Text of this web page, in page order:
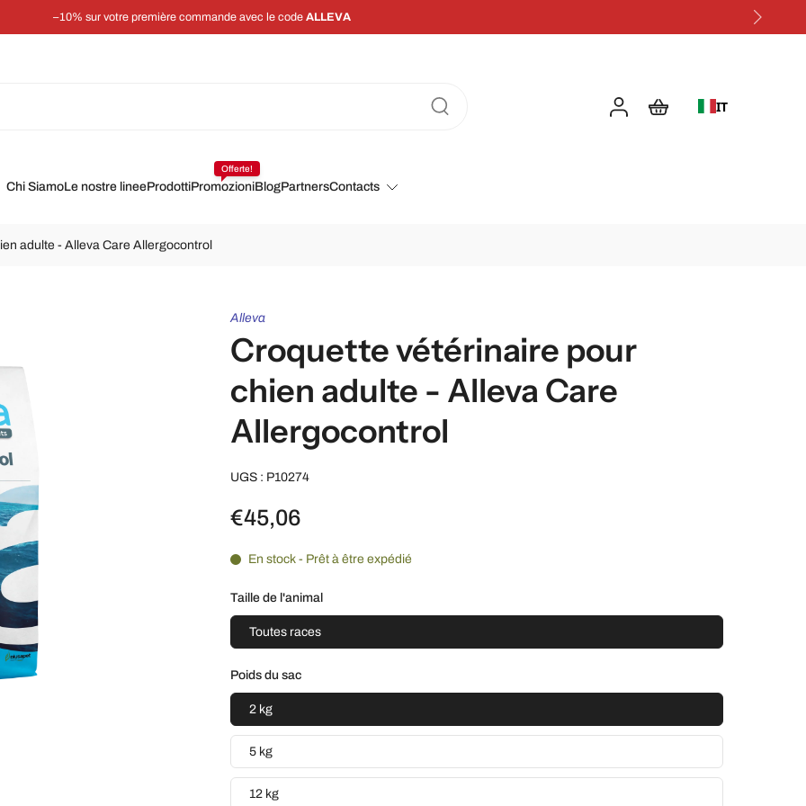
–10% sur votre première commande avec le code ALLEVA
IT
Chi SiamoLe nostre lineeProdottiPromozioni
Offerte!
BlogPartnersContacts
adulte - Alleva Care Allergocontrol
Alleva
Croquette vétérinaire pour
chien adulte - Alleva Care
Allergocontrol
UGS : P10274
€45,06
En stock - Prêt à être expédié
Taille de l'animal
Toutes races
Poids du sac
2 kg
5 kg
12 kg